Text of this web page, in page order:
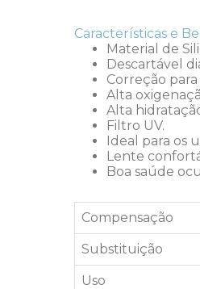
Características e
Material de
Descartável
Correção
Alta
Alta
Filtro UV.
Ideal para os
Lente
Boa saúde
Compensação
Substituição
Uso